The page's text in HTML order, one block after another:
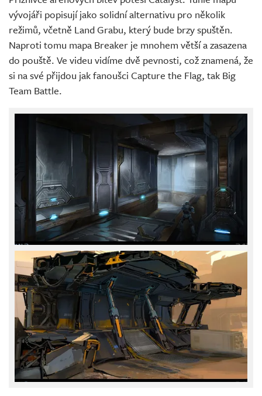
vývojáři popisují jako solidní alternativu pro několik
režimů, včetně Land Grabu, který bude brzy spuštěn.
Naproti tomu mapa Breaker je mnohem větší a zasazena
do pouště. Ve videu vidíme dvě pevnosti, což znamená, že
si na své přijdou jak fanoušci Capture the Flag, tak Big
Team Battle.